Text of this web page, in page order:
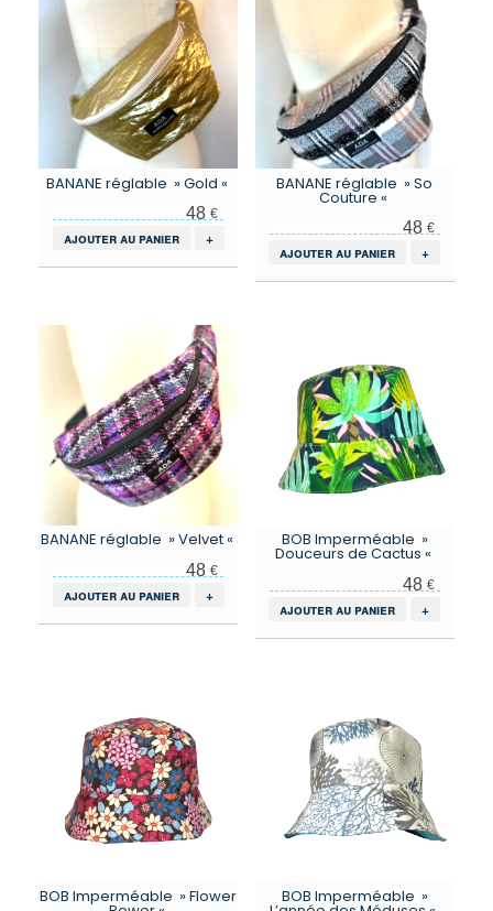
BANANE réglable » Gold «
48€
ajouter au panier +
BANANE réglable » So
Couture «
48 €
ajouter au panier +
BANANE réglable » Velvet «
48€
ajouter au panier +
BOB Imperméable »
Douceurs de Cactus «
48 €
ajouter au panier +
BOB Imperméable » Flower BOB Imperméable »